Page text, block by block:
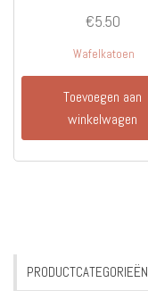
€5.50
Wafelkatoen
Toevoegen aan
winkelwagen
PRODUCTCATEGORIEËN